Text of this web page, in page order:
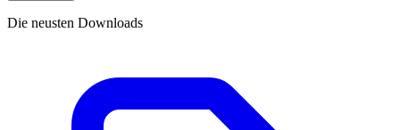
Die neusten Downloads